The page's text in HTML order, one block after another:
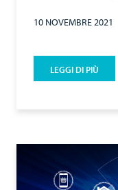
10 NOVEMBRE 2021
LEGGI DI PIÙ